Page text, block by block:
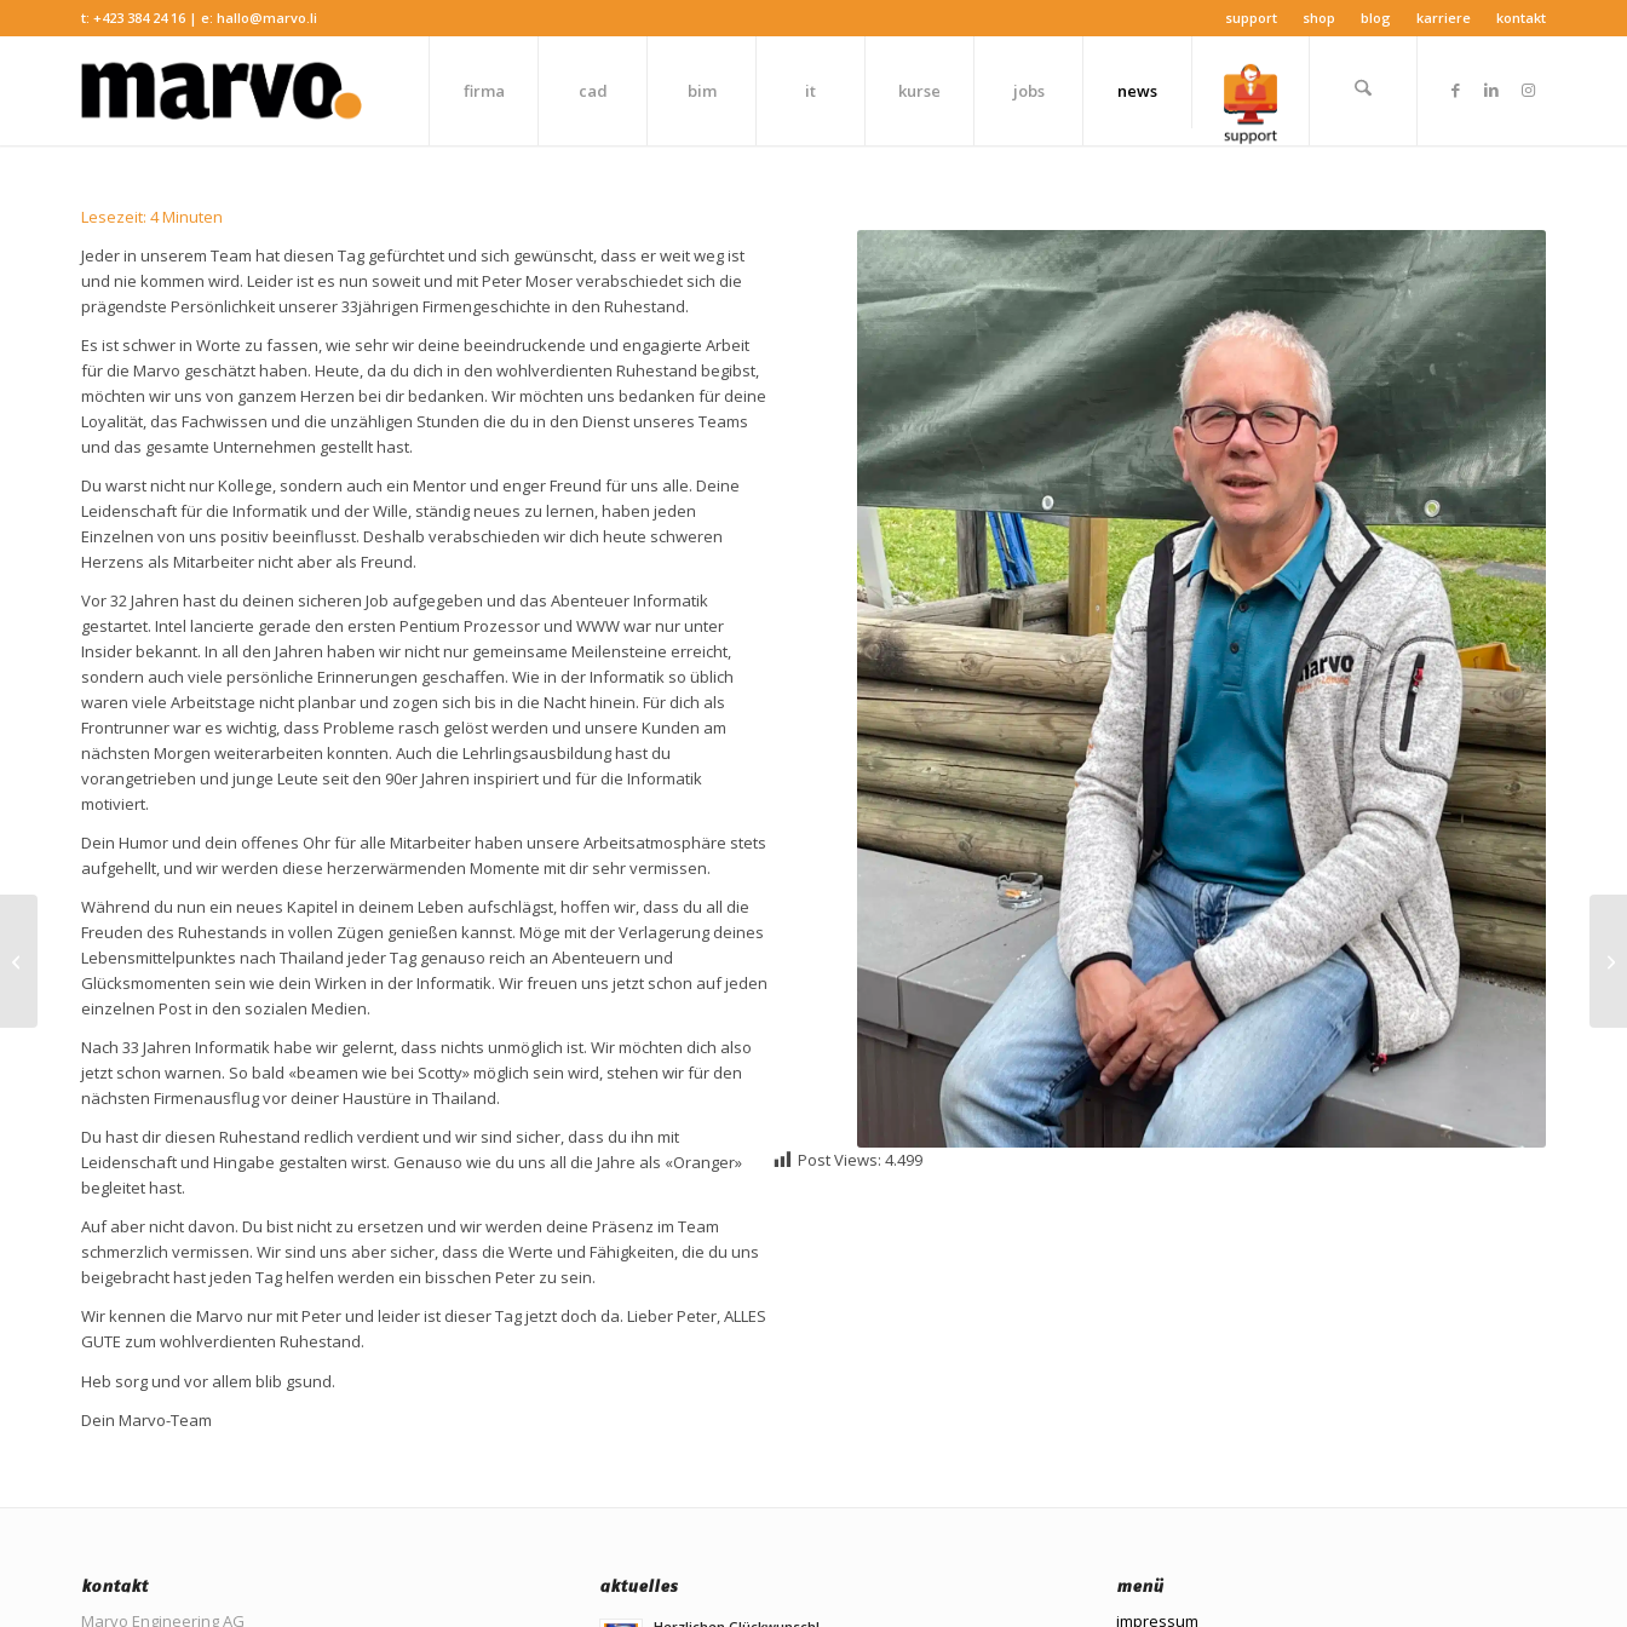
support shop blog karriere kontakt
t: +423 384 24 16 | e: hallo@marvo.li
firma cad bim it kurse jobs news
Lesezeit: 4Minuten
Jeder in unserem Team hat diesen Tag gefürchtet und sich gewünscht, dass er weit weg ist
und nie kommen wird. Leider ist es nun soweit und mit Peter Moser verabschiedet sich die
prägendste Persönlichkeit unserer 33jährigen Firmengeschichte in den Ruhestand.
Es ist schwer in Worte zu fassen, wie sehr wir deine beeindruckende und engagierte Arbeit
für die Marvo geschätzt haben. Heute, da du dich in den wohlverdienten Ruhestand begibst,
möchten wir uns von ganzem Herzen bei dir bedanken. Wir möchten uns bedanken für deine
Loyalität, das Fachwissen und die unzähligen Stunden die du in den Dienst unseres Teams
und das gesamte Unternehmen gestellt hast.
Du warst nicht nur Kollege, sondern auch ein Mentor und enger Freund für uns alle. Deine
Leidenschaft für die Informatik und der Wille, ständig neues zu lernen, haben jeden
Einzelnen von uns positiv beeinflusst. Deshalb verabschieden wir dich heute schweren
Herzens als Mitarbeiter nicht aber als Freund.
Vor 32 Jahren hast du deinen sicheren Job aufgegeben und das Abenteuer Informatik
gestartet. Intel lancierte gerade den ersten Pentium Prozessor und WWW war nur unter
Insider bekannt. In all den Jahren haben wir nicht nur gemeinsame Meilensteine erreicht,
sondern auch viele persönliche Erinnerungen geschaffen. Wie in der Informatik so üblich
waren viele Arbeitstage nicht planbar und zogen sich bis in die Nacht hinein. Für dich als
Frontrunner war es wichtig, dass Probleme rasch gelöst werden und unsere Kunden am
nächsten Morgen weiterarbeiten konnten. Auch die Lehrlingsausbildung hast du
vorangetrieben und junge Leute seit den 90er Jahren inspiriert und für die Informatik
motiviert.
Dein Humor und dein offenes Ohr für alle Mitarbeiter haben unsere Arbeitsatmosphäre stets
aufgehellt, und wir werden diese herzerwärmenden Momente mit dir sehr vermissen.
Während du nun ein neues Kapitel in deinem Leben aufschlägst, hoffen wir, dass du all die
Freuden des Ruhestands in vollen Zügen genießen kannst. Möge mit der Verlagerung deines
Lebensmittelpunktes nach Thailand jeder Tag genauso reich an Abenteuern und
Glücksmomenten sein wie dein Wirken in der Informatik. Wir freuen uns jetzt schon auf jeden
einzelnen Post in den sozialen Medien.
Nach 33 Jahren Informatik habe wir gelernt, dass nichts unmöglich ist. Wir möchten dich also
jetzt schon warnen. So bald «beamen wie bei Scotty» möglich sein wird, stehen wir für den
nächsten Firmenausflug vor deiner Haustüre in Thailand.
Du hast dir diesen Ruhestand redlich verdient und wir sind sicher, dass du ihn mit
Leidenschaft und Hingabe gestalten wirst. Genauso wie du uns all die Jahre als «Oranger»
begleitet hast.
Auf aber nicht davon. Du bist nicht zu ersetzen und wir werden deine Präsenz im Team
schmerzlich vermissen. Wir sind uns aber sicher, dass die Werte und Fähigkeiten, die du uns
beigebracht hast jeden Tag helfen werden ein bisschen Peter zu sein.
Wir kennen die Marvo nur mit Peter und leider ist dieser Tag jetzt doch da. Lieber Peter, ALLES
GUTE zum wohlverdienten Ruhestand.
Heb sorg und vor allem blib gsund.
Dein Marvo-Team
Post Views: 4.499
kontakt
Marvo Engineering AG
aktuelles menü
impressum
Wie die Natur und
Adrenalin unsere IT-
Kräfte antreiben?